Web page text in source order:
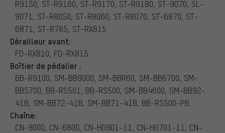
R9150, ST-R9160, ST-R9170, ST-R9180, ST-9070, SL-
9071, ST-R8050, ST-R8060, ST-R8070, ST-6870, ST-
6871, ST-R785, ST-RX815
Dérailleur avant:
FD-RX810, FD-RX815
Boîtier de pédalier :
BB-R9100, SM-BB9000, SM-BBR60, SM-BB6700, SM-
BB5700, BB-RS501, BB-RS500, SM-BB4600, SM-BB92-
41B, SM-BB72-41B, SM-BB71-41B, BB-RS500-PB
Chaîne:
CN-9000, CN-6800, CN-HG901-11, CN-HG701-11, CN-